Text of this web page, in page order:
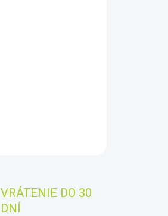
VRÁTENIE DO 30
DNÍ